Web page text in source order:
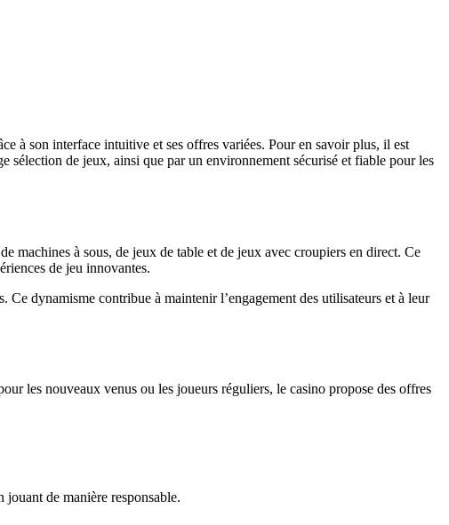
à son interface intuitive et ses offres variées. Pour en savoir plus, il est
sélection de jeux, ainsi que par un environnement sécurisé et fiable pour les
machines à sous, de jeux de table et de jeux avec croupiers en direct. Ce
de jeu innovantes.
dynamisme contribue à maintenir l’engagement des utilisateurs et à leur
les nouveaux venus ou les joueurs réguliers, le casino propose des offres
de manière responsable.